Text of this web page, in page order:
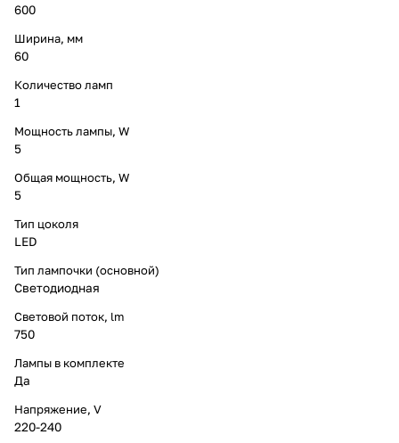
600
Ширина, мм
60
Количество ламп
1
Мощность лампы, W
5
Общая мощность, W
5
Тип цоколя
LED
Тип лампочки (основной)
Светодиодная
Световой поток, lm
750
Лампы в комплекте
Да
Напряжение, V
220-240